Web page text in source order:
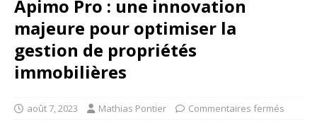
Apimo Pro : une innovation
majeure pour optimiser la
gestion de propriétés
immobilières
août 7, 2023 Mathias Pontier Commentaires fermés